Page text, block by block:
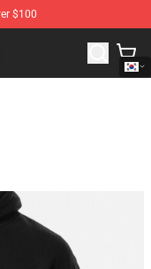
$100
Store